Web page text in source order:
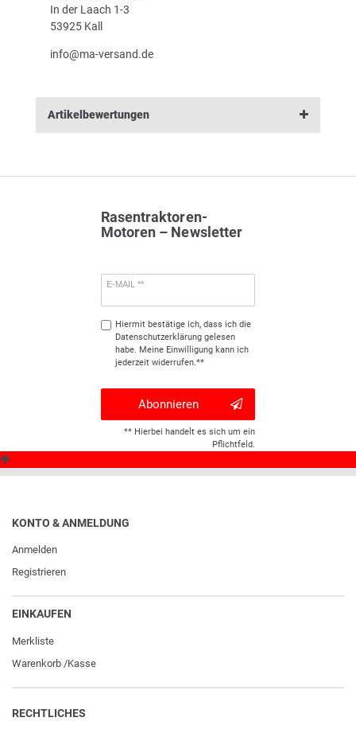
In der Laach 1-3
53925 Kall
info@ma-versand.de
Artikelbewertungen
Rasentraktoren-
Motoren – Newsletter
E-MAIL **
Hiermit bestätige ich, dass ich die
Daten­schutz­erklärunggelesen
habe. Meine Einwilligung kann ich
jederzeit widerrufen.**
Abonnieren
** Hierbei handelt es sich um ein
Pflichtfeld.
KONTO & ANMELDUNG
Anmelden
Registrieren
EINKAUFEN
Merkliste
Warenkorb /Kasse
RECHTLICHES